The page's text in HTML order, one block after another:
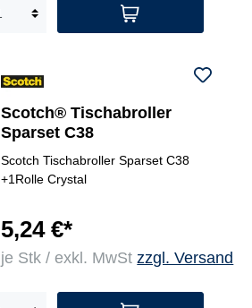
Scotch® Tischabroller
Sparset C38
Scotch Tischabroller Sparset C38
+1Rolle Crystal
5,24 €*
je Stk / exkl. MwStzzgl. Versand